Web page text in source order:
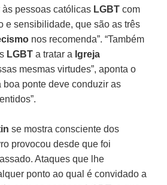
pessoas católicas LGBT com
e sensibilidade, que são as três
nos recomenda”. “Também
LGBT a tratar a Igreja
mesmas virtudes”, aponta o
boa ponte deve conduzir as
se mostra consciente dos
provocou desde que foi
Ataques que lhe
ponto ao qual é convidado a